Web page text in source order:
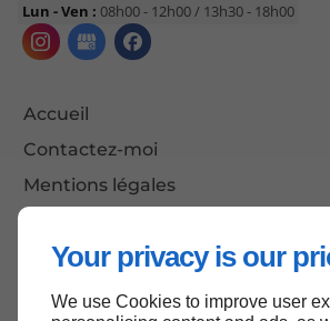
Your privacy is our
We use Cookies to improve user
Lun - Ven : 08h00 - 12h00 / 13h30 - 18h00
Accueil
Contactez-moi
Mentions légales